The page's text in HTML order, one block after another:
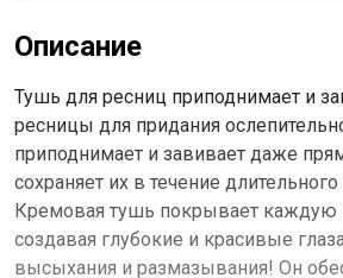
Описание
Тушь для ресниц приподнимает и
ресницы для придания
приподнимает и завивает даже
сохраняет их в течение
Кремовая тушь покрывает каждую
создавая глубокие и красивые
высыхания и размазывания! Он